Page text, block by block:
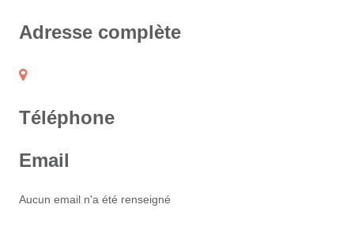
Adresse complète
Téléphone
Email
Aucun email n'a été renseigné